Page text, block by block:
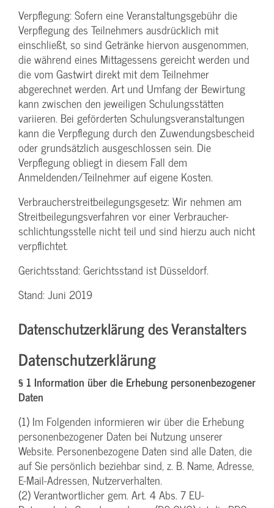
Verpflegung: Sofern eine Veranstaltungs­gebühr die
Verpflegung des Teilnehmers ausdrücklich mit
einschließt, so sind Getränke hiervon ausgenommen,
die während eines Mittagessens gereicht werden und
die vom Gastwirt direkt mit dem Teilnehmer
abgerechnet werden. Art und Umfang der Bewirtung
kann zwischen den jeweiligen Schulungsstätten
variieren. Bei geförderten Schulungs­veranstaltungen
kann die Verpflegung durch den Zuwendungs­bescheid
oder grundsätzlich ausgeschlossen sein. Die
Verpflegung obliegt in diesem Fall dem
Anmeldenden/­Teilnehmer auf eigene Kosten.
Verbraucher­streitbeilegungs­gesetz: Wir nehmen am
Streit­beilegungs­verfahren vor einer Verbraucher­
schlichtungs­stelle nicht teil und sind hierzu auch nicht
verpflichtet.
Gerichtsstand: Gerichtsstand ist Düsseldorf.
Stand: Juni 2019
Datenschutzerklärung des Veranstalters
Datenschutzerklärung
§ 1 Information über die Erhebung personenbezogener
Daten
(1) Im Folgenden informieren wir über die Erhebung
personenbezogener Daten bei Nutzung unserer
Website. Personenbezogene Daten sind alle Daten, die
auf Sie persönlich beziehbar sind, z. B. Name, Adresse,
E-Mail-Adressen, Nutzerverhalten.
(2) Verantwortlicher gem. Art. 4 Abs. 7 EU-